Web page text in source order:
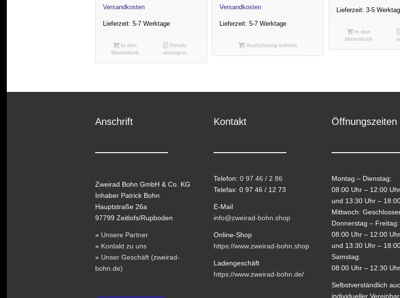
3.999,00 €
Versandkosten
Lieferzeit: 5-7 Werktage
In den
Warenkorb
Details
anzeigen
3.399,00 €
Versandkosten
Lieferzeit:5-7 Werktage
Ausführung wählen
Lieferzeit: 3-5
In den
Warenkorb
Anschrift
Zweirad Bohn GmbH & Co. KG
Inhaber Patrick Bohn
Hauptstraße 26a
97799 Zeitlofs/Rupboden
» Unsere Partner
» Kontakt zu uns
» Unser Geschäft (zweirad-
bohn.de)
Kontakt
Telefon: 0 97 46 / 2 86
Telefax: 0 97 46 / 12 73
E-Mail
info@zweirad-bohn.shop
Online-Shop
https://www.zweirad-bohn.shop
Ladengeschäft
https://www.zweirad-bohn.de/
Öffnungszeiten
Montag – Dienstag:
08:00 Uhr – 12:00 Uhr
und 13:30 Uhr –
Mittwoch:
Donnerstag – Freitag:
08:00 Uhr – 12:00 Uhr
und 13:30 Uhr –
Samstag:
08:00 Uhr – 12:30 Uhr
Selbstverständlich
individueller